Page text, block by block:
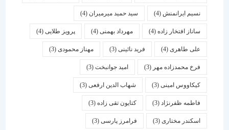
نسیم ایرانمنش(4) سید حمید میرمیران(4)
ساناز افتخار زاده(4) مهرداد بهمنی (4) پرویز طلایی(4)
علی طاهری(4) فرید نائینی(3) مهناز محمودی(3)
فرخ محمدزاده مهر(3) امید جوانبخت(3)
کیکاووس امینی(3) شهاب الدین ارفعی(3)
فاطمه ظفرنژاد(3) کتایون تقی زاده(3)
اسكندر مختاری (3) فرامرز پارسی(3)